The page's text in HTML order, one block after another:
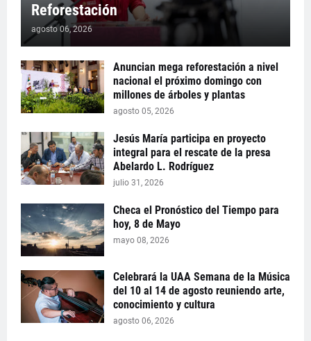
Reforestación
agosto 06, 2026
Anuncian mega reforestación a nivel
nacional el próximo domingo con
millones de árboles y plantas
agosto 05, 2026
Jesús María participa en proyecto
integral para el rescate de la presa
Abelardo L. Rodríguez
julio 31, 2026
Checa el Pronóstico del Tiempo para
hoy, 8 de Mayo
mayo 08, 2026
Celebrará la UAA Semana de la Música
del 10 al 14 de agosto reuniendo arte,
conocimiento y cultura
agosto 06, 2026